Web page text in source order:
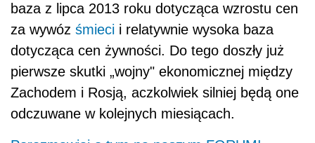
baza z lipca 2013 roku dotycząca wzrostu cen
za wywóz śmieci i relatywnie wysoka baza
dotycząca cen żywności. Do tego doszły już
pierwsze skutki „wojny" ekonomicznej między
Zachodem i Rosją, aczkolwiek silniej będą one
odczuwane w kolejnych miesiącach.